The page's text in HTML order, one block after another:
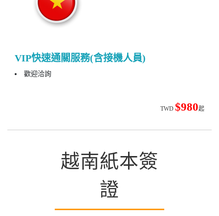
VIP快速通關服務(含接機人員)
歡迎洽詢
TWD $980起
越南紙本簽
證